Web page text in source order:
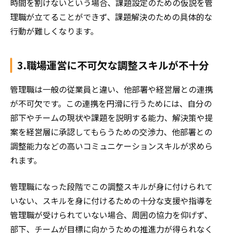
理職が立てることができず、課題解決のための具体的な
行動が難しくなります。
3.職場運営に不可欠な調整スキルが不十分
管理職は一般の従業員と違い、他部署や経営層との連携
が不可欠です。この連携を円滑に行うためには、自分の
部下やチームの現状や課題を説明する能力、解決策や提
案を経営層に承認してもらうための交渉力、他部署との
調整能力などの高いコミュニケーションスキルが求めら
れます。
管理職になった段階でこの調整スキルが身に付けられて
いない、スキルを身に付けるための十分な支援や指導を
管理職が受けられていない場合、周囲の協力を仰げず、
部下、チームが目標に向かうための推進力が得られなく